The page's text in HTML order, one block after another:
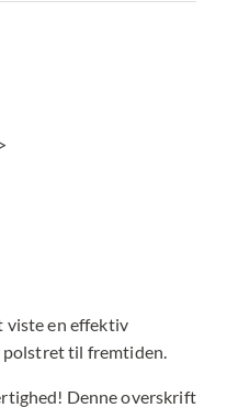
viste en effektiv
polstret til fremtiden.
Denne overskrift